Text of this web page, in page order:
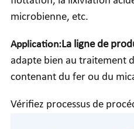
microbienne, etc.
Application:La ligne de
adapte bien au traitement
contenant du fer ou du
Vérifiez processus de